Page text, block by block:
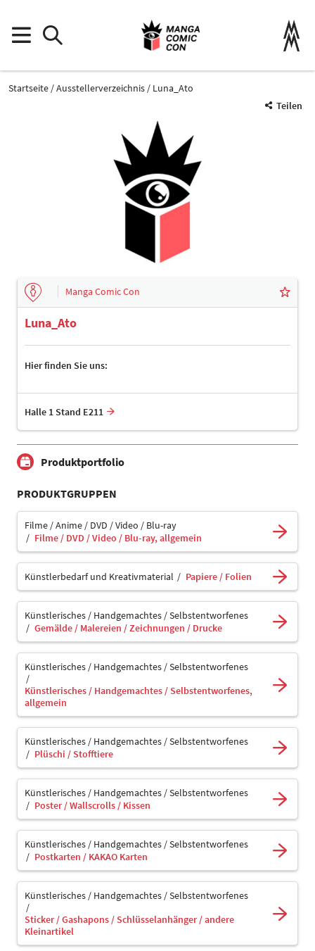
Startseite Ausstellerverzeichnis
Luna_Ato
Teilen
Manga Comic Con
Luna_Ato
Hier finden Sie uns:
Halle 1 Stand E211
Produktportfolio
PRODUKTGRUPPEN
Filme / Anime / DVD / Video / Blu-ray
Filme / DVD / Video / Blu-ray, allgemein
Künstlerbedarf und Kreativmaterial Papiere / Folien
Künstlerisches / Handgemachtes / Selbstentworfenes
Gemälde / Malereien / Zeichnungen / Drucke
Künstlerisches / Handgemachtes / Selbstentworfenes
Künstlerisches / Handgemachtes / Selbstentworfenes,
allgemein
Künstlerisches / Handgemachtes / Selbstentworfenes
Plüschi / Stofftiere
Künstlerisches / Handgemachtes / Selbstentworfenes
Poster / Wallscrolls / Kissen
Künstlerisches / Handgemachtes / Selbstentworfenes
Postkarten / KAKAO Karten
Künstlerisches / Handgemachtes / Selbstentworfenes
Sticker / Gashapons / Schlüsselanhänger / andere
Kleinartikel